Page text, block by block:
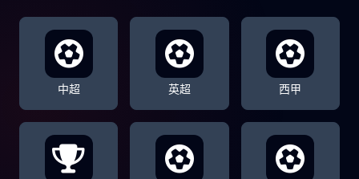
中超 英超 西甲